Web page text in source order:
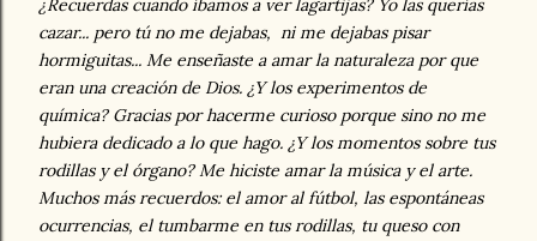
¿Recuerdas cuando íbamos a ver lagartijas? Yo las querías
cazar... pero tú no me dejabas, ni me dejabas pisar
hormiguitas... Me enseñaste a amar la naturaleza por que
eran una creación de Dios. ¿Y los experimentos de
química? Gracias por hacerme curioso porque sino no me
hubiera dedicado a lo que hago. ¿Y los momentos sobre tus
rodillas y el órgano? Me hiciste amar la música y el arte.
Muchos más recuerdos: el amor al fútbol, las espontáneas
ocurrencias, el tumbarme en tus rodillas, tu queso con